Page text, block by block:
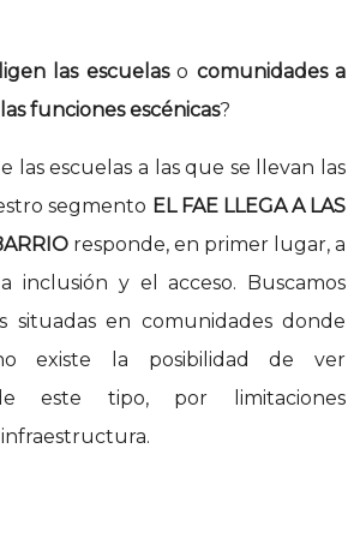
las escuelaso comunidades a
funciones escénicas?
las escuelas a las que se llevan las
segmento EL FAE LLEGA A LAS
responde, en primer lugar, a
inclusión y el acceso. Buscamos
situadas en comunidades donde
existe la posibilidad de ver
este tipo, por limitaciones